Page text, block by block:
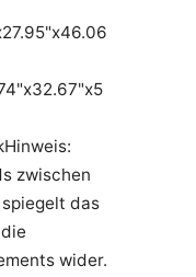
zwischen
das
wider.